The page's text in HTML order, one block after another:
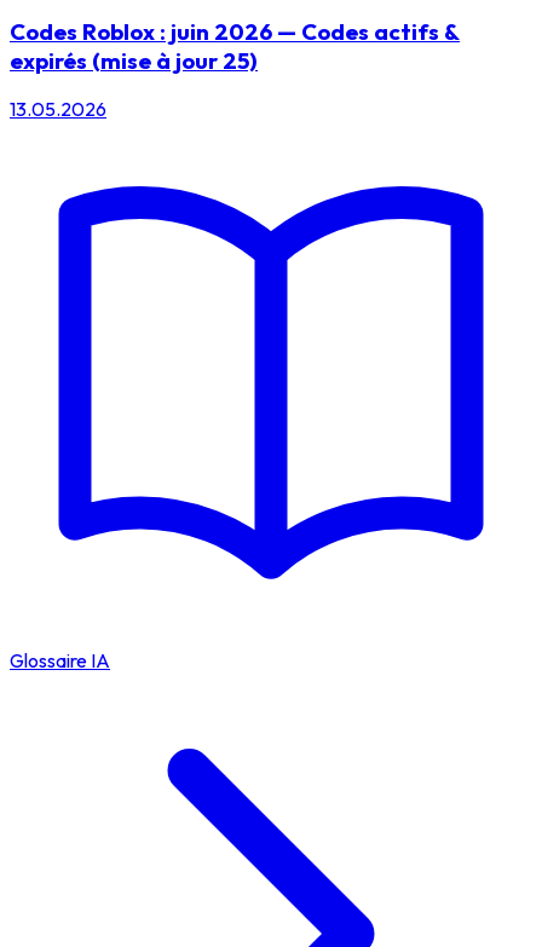
Codes Roblox : juin 2026 — Codes actifs &
expirés (mise à jour 25)
13.05.2026
Glossaire IA